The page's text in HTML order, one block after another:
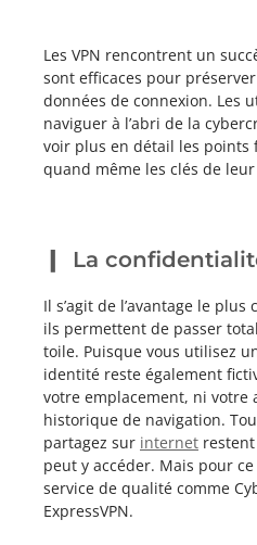
Les VPN rencontrent un
sont efficaces pour
données de connexion. Les
naviguer à l’abri de la
voir plus en détail les points
quand même les clés de
La
Il s’agit de l’avantage le plus
ils permettent de passer
toile. Puisque vous utilisez
identité reste également
votre emplacement, ni votre
historique de navigation.
partagez sur internet
peut y accéder. Mais pour
service de qualité comme
ExpressVPN.